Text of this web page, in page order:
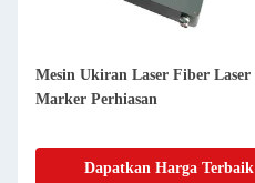
Mesin Ukiran Laser Fiber Laser
Marker Perhiasan
Dapatkan Harga Terbaik